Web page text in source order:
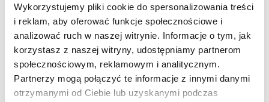
Wykorzystujemy pliki cookie do spersonalizowania treści
i reklam, aby oferować funkcje społecznościowe i
analizować ruch w naszej witrynie. Informacje o tym, jak
korzystasz z naszej witryny, udostępniamy partnerom
społecznościowym, reklamowym i analitycznym.
Partnerzy mogą połączyć te informacje z innymi danymi
otrzymanymi od Ciebie lub uzyskanymi podczas
przydzielony do Twojej sprawy doradca mogą Ci pomóc i
wyjaśnić wszystko, co musisz wiedzieć, aby skutecznie
odzyskać dług w Indonezji.
Rozpocznij windykację należności w
Indonezji już dziś!